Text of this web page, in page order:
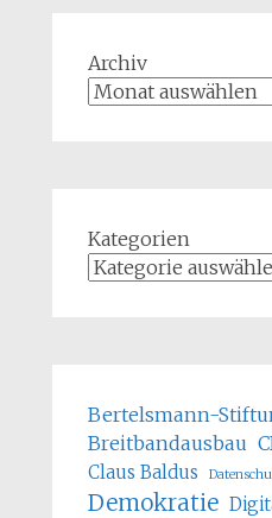
Archiv
Kategorien
Bertelsmann-
Breitbandausbau
Claus Baldus
Demokratie